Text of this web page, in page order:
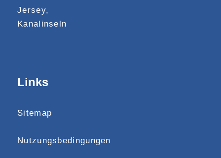
Jersey,
Kanalinseln
Links
Sitemap
Nutzungsbedingungen